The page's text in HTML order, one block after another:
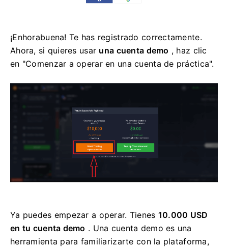
¡Enhorabuena! Te has registrado correctamente.
Ahora, si quieres usar una cuenta demo , haz clic
en "Comenzar a operar en una cuenta de práctica".
Ya puedes empezar a operar. Tienes 10.000 USD
en tu cuenta demo . Una cuenta demo es una
herramienta para familiarizarte con la plataforma,